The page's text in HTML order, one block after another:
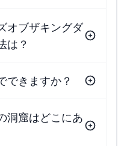
オブザキングダ
は？
できますか？
洞窟はどこにあ